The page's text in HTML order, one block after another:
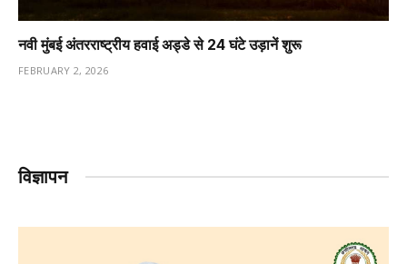
नवी मुंबई अंतरराष्ट्रीय हवाई अड्डे से 24 घंटे उड़ानें शुरू
FEBRUARY 2, 2026
विज्ञापन